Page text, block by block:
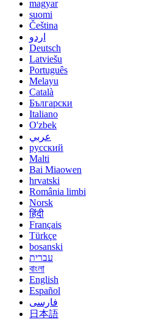
magyar
suomi
Čeština
اردو
Deutsch
Latviešu
Português
Melayu
Català
Български
Italiano
O'zbek
عربي
русский
Malti
Bai Miaowen
hrvatski
România limbi
Norsk
हिंदी
Français
Türkçe
bosanski
עברית
বাংলা
English
Español
فارسی
日本語